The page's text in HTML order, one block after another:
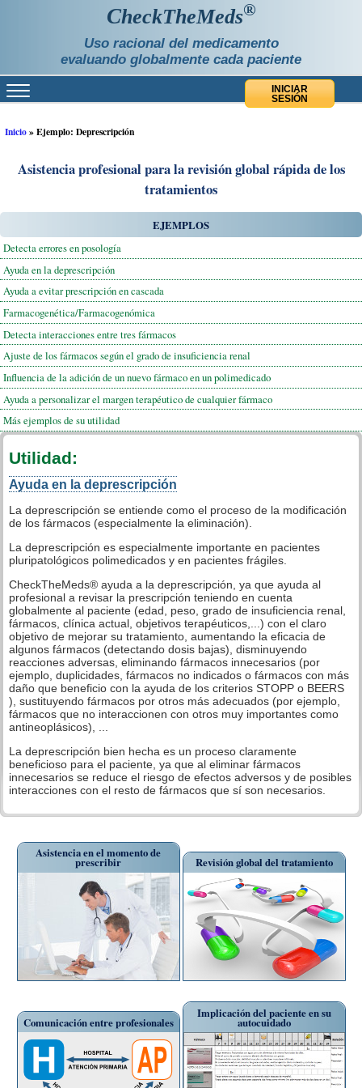
CheckTheMeds®
Uso racional del medicamento
evaluando globalmente cada paciente
INICIAR
SESIÓN
Inicio»Ejemplo: Deprescripción
Asistencia profesional para la revisión global rápida de los
tratamientos
EJEMPLOS
Detecta errores en posología
Ayuda en la deprescripción
Ayuda a evitar prescripción en cascada
Farmacogenética/Farmacogenómica
Detecta interacciones entre tres fármacos
Ajuste de los fármacos según el grado de insuficiencia renal
Influencia de la adición de un nuevo fármaco en un polimedicado
Ayuda a personalizar el margen terapéutico de cualquier fármaco
Más ejemplos de su utilidad
Utilidad:
Ayuda en la deprescripción
La deprescripción se entiende como el proceso de la modificación
de los fármacos (especialmente la eliminación).
La deprescripción es especialmente importante en pacientes
pluripatológicos polimedicados y en pacientes frágiles.
CheckTheMeds® ayuda a la deprescripción, ya que ayuda al
profesional a revisar la prescripción teniendo en cuenta
globalmente al paciente (edad, peso, grado de insuficiencia renal,
fármacos, clínica actual, objetivos terapéuticos,...) con el claro
objetivo de mejorar su tratamiento, aumentando la eficacia de
algunos fármacos (detectando dosis bajas), disminuyendo
reacciones adversas, eliminando fármacos innecesarios (por
ejemplo, duplicidades, fármacos no indicados o fármacos con más
daño que beneficio con la ayuda de los criterios STOPP o BEERS
), sustituyendo fármacos por otros más adecuados (por ejemplo,
fármacos que no interaccionen con otros muy importantes como
antineoplásicos), ...
La deprescripción bien hecha es un proceso claramente
beneficioso para el paciente, ya que al eliminar fármacos
innecesarios se reduce el riesgo de efectos adversos y de posibles
interacciones con el resto de fármacos que sí son necesarios.
Asistencia en el momento de
prescribir Revisión global del tratamiento
Comunicación entre profesionales
Implicación del paciente en su
autocuidado